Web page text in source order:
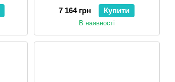
7 164 грн
Купити
В наявності